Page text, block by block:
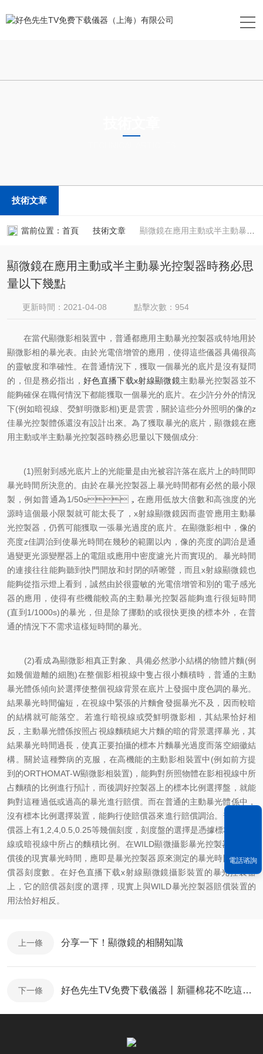
技術文章
當前位置： 首頁 技術文章 顯微鏡在應用主動或半主動暴光控製器時務必思量以下幾點
顯微鏡在應用主動或半主動暴光控製器時務必思
量以下幾點
更新時間：2021-04-08 點擊次數：954
在當代顯微影相裝置中，普通都應用主動暴光控製器或特地用於
顯微影相的暴光表。由於光電倍增管的應用，使得這些儀器具備很高
的靈敏度和準確性。在普通情況下，獲取一個暴光的底片是沒有疑問
的，但是務必指出， 好色直播下载x射線顯微鏡主動暴光控製器並不
能夠確保在職何情況下都能獲取一個暴光的底片。在少許分外的情況
下(例如暗視線、熒鮮明微影相)更是雲雲，關於這些分外照明的像的z
佳暴光控製體係還沒有設計出來。為了獲取暴光的底片，顯微鏡在應
用主動或半主動暴光控製器時務必思量以下幾個成分:
(1)照射到感光底片上的光能量是由光被容許落在底片上的時間即
暴光時間所決意的。由於在暴光控製器上暴光時間都有必然的最小限
製，例如普通為1/50s，在應用低放大倍數和高強度的光
源時這個最小限製就可能太長了，x射線顯微鏡因而盡管應用主動暴
光控製器，仍舊可能獲取一張暴光過度的底片。在顯微影相中，像的
亮度z佳調治到使暴光時間在幾秒的範圍以內，像的亮度的調治是通
過變更光源變壓器上的電阻或應用中密度濾光片而實現的。暴光時間
的連接往往能夠聽到快門開放和封閉的哢嚓聲，而且x射線顯微鏡也
能夠從指示燈上看到，誠然由於很靈敏的光電倍增管和別的電子感光
器的應用，使得有些機能較高的主動暴光控製器能夠進行很短時間
(直到1/1000s)的暴光，但是除了挪動的或很快更換的標本外，在普
通的情況下不需求這樣短時間的暴光。
(2)看成為顯微影相真正對象、具備必然渺小結構的物體片麵(例
如幾個遊離的細胞)在整個影相視線中隻占很小麵積時，普通的主動
暴光體係傾向於選擇使整個視線背景在底片上發掘中度色調的暴光。
結果暴光時間偏短，在視線中緊張的片麵會發掘暴光不及，因而較暗
的結構就可能落空。若進行暗視線或熒鮮明微影相，其結果恰好相
反，主動暴光體係按照占視線麵積絕大片麵的暗的背景選擇暴光，其
結果暴光時間過長，使真正要拍攝的標本片麵暴光過度而落空細徽結
構。關於這種弊病的克服，在高機能的主動影相裝置中(例如前方提
到的ORTHOMAT-W顯微影相裝置)，能夠對所照物體在影相視線中所
占麵積的比例進行預計，而後調好控製器上的標本比例選擇盤，就能
夠對這種過低或過高的暴光進行賠償。而在普通的主動暴光體係中，
沒有標本比例選擇裝置，能夠行使賠償器來進行賠償調治。普通的賠
償器上有1,2,4,0.5,0.25等幾個刻度，刻度盤的選擇是憑據標本在明視
線或暗視線中所占的麵積比例。在WILD顯微攝影暴光控製器上，賠
償後的現實暴光時間，應即是暴光控製器原來測定的暴光時間乘以賠
償器刻度數。在好色直播下载x射線顯微鏡攝影裝置的暴光控製器
上，它的賠償器刻度的選擇，現實上與WILD暴光控製器賠償裝置的
用法恰好相反。
上一條 分享一下！顯微鏡的相關知識
下一條 好色先生TV免费下载儀器丨新疆棉花不吃這一套！
電話谘詢